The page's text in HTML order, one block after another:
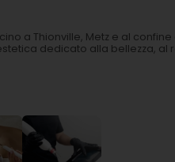
a Thionville, Metz e al
dedicato alla bellezza, al